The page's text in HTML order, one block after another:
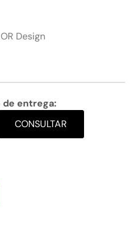
OR Design
de entrega:
CONSULTAR